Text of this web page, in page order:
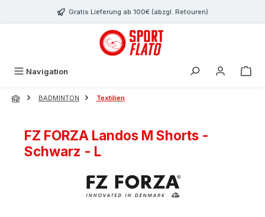
Zum Hauptinhalt springenGratis Lieferung ab 100€ (abzgl. Retouren)
Navigation
BADMINTON Textilien
FZ FORZA Landos M Shorts -
Schwarz - L